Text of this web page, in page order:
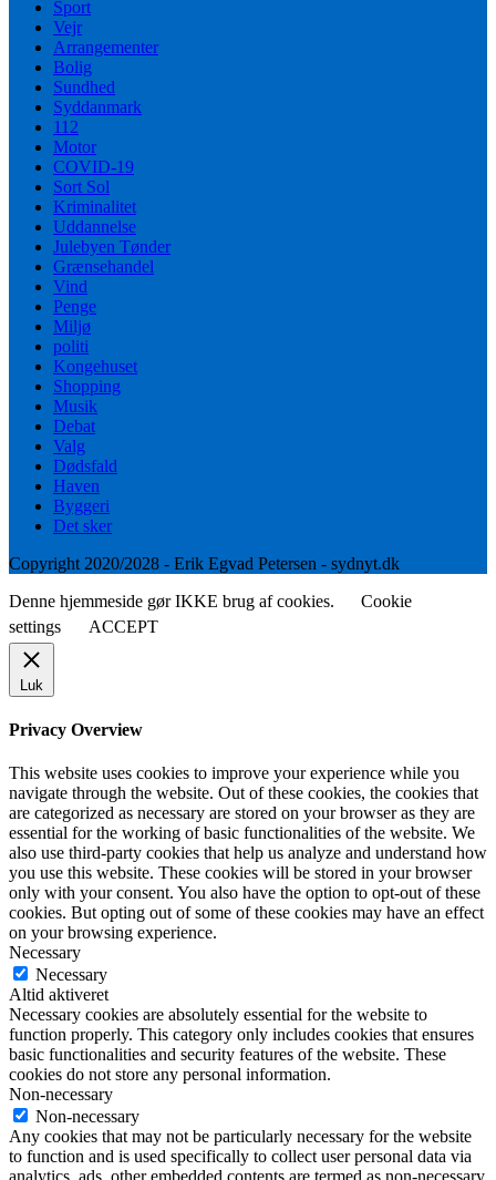
Sport
Vejr
Arrangementer
Bolig
Sundhed
Syddanmark
112
Motor
COVID-19
Sort Sol
Kriminalitet
Uddannelse
Julebyen Tønder
Grænsehandel
Vind
Penge
Miljø
politi
Kongehuset
Shopping
Musik
Debat
Valg
Dødsfald
Haven
Byggeri
Det sker
Copyright 2020/2028 - Erik Egvad Petersen - sydnyt.dk
Denne hjemmeside gør IKKE brug af cookies.
Cookie
settings
ACCEPT
Luk
Privacy Overview
This website uses cookies to improve your experience while you
navigate through the website. Out of these cookies, the cookies that
are categorized as necessary are stored on your browser as they are
essential for the working of basic functionalities of the website. We
also use third-party cookies that help us analyze and understand how
you use this website. These cookies will be stored in your browser
only with your consent. You also have the option to opt-out of these
cookies. But opting out of some of these cookies may have an effect
on your browsing experience.
Necessary
Necessary
Altid aktiveret
Necessary cookies are absolutely essential for the website to
function properly. This category only includes cookies that ensures
basic functionalities and security features of the website. These
cookies do not store any personal information.
Non-necessary
Non-necessary
Any cookies that may not be particularly necessary for the website
to function and is used specifically to collect user personal data via